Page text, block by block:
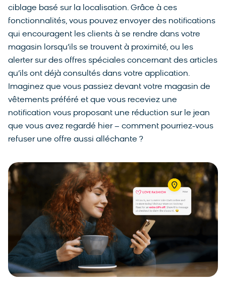
ciblage basé sur la localisation. Grâce à ces
fonctionnalités, vous pouvez envoyer des notifications
qui encouragent les clients à se rendre dans votre
magasin lorsqu’ils se trouvent à proximité, ou les
alerter sur des offres spéciales concernant des articles
qu’ils ont déjà consultés dans votre application.
Imaginez que vous passiez devant votre magasin de
vêtements préféré et que vous receviez une
notification vous proposant une réduction sur le jean
que vous avez regardé hier – comment pourriez-vous
refuser une offre aussi alléchante ?